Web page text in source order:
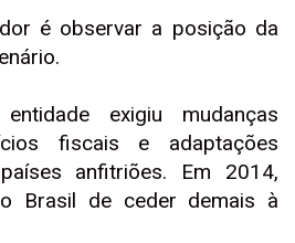
é observar a posição da
exigiu mudanças
fiscais e adaptações
anfitriões. Em 2014,
Brasil de ceder demais à